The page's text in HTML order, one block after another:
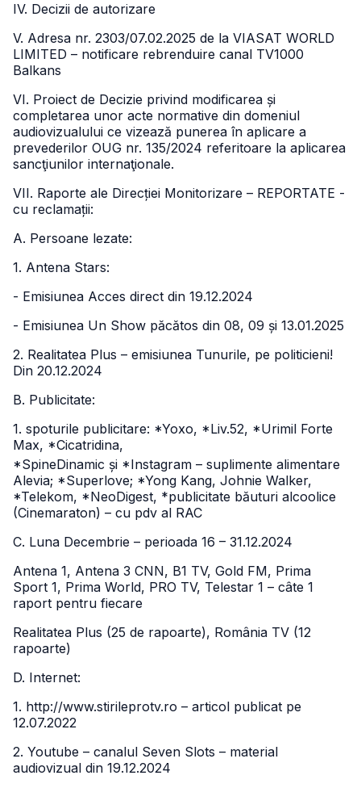
IV. Decizii de autorizare
V. Adresa nr. 2303/07.02.2025 de la VIASAT WORLD
LIMITED – notificare rebrenduire canal TV1000
Balkans
VI. Proiect de Decizie privind modificarea și
completarea unor acte normative din domeniul
audiovizualului ce vizează punerea în aplicare a
prevederilor OUG nr. 135/2024 referitoare la aplicarea
sancţiunilor internaţionale.
VII. Raporte ale Direcției Monitorizare – REPORTATE -
cu reclamații:
A. Persoane lezate:
1. Antena Stars:
- Emisiunea Acces direct din 19.12.2024
- Emisiunea Un Show păcătos din 08, 09 și 13.01.2025
2. Realitatea Plus – emisiunea Tunurile, pe politicieni!
Din 20.12.2024
B. Publicitate:
1. spoturile publicitare: *Yoxo, *Liv.52, *Urimil Forte
Max, *Cicatridina,
*SpineDinamic și *Instagram – suplimente alimentare
Alevia; *Superlove; *Yong Kang, Johnie Walker,
*Telekom, *NeoDigest, *publicitate băuturi alcoolice
(Cinemaraton) – cu pdv al RAC
C. Luna Decembrie – perioada 16 – 31.12.2024
Antena 1, Antena 3 CNN, B1 TV, Gold FM, Prima
Sport 1, Prima World, PRO TV, Telestar 1 – câte 1
raport pentru fiecare
Realitatea Plus (25 de rapoarte), România TV (12
rapoarte)
D. Internet:
1. http://www.stirileprotv.ro – articol publicat pe
12.07.2022
2. Youtube – canalul Seven Slots – material
audiovizual din 19.12.2024